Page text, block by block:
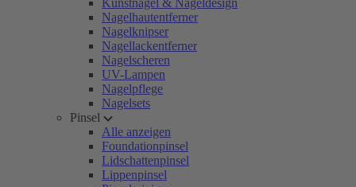
Kunstnägel & Nageldesign
Nagelhautentferner
Nagelknipser
Nagellackentferner
Nagelscheren
UV-Lampen
Nagelpflege
Nagelsets
Pinsel
Alle anzeigen
Foundationpinsel
Lidschattenpinsel
Lippenpinsel